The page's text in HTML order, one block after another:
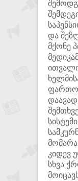
და
მქონე
კიდევ
სხვა